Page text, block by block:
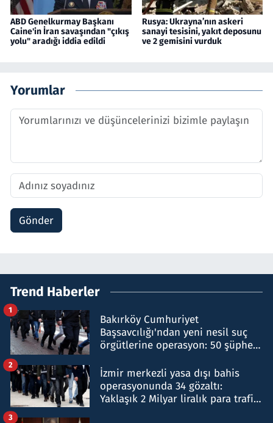
ABD Genelkurmay Başkanı
Caine'in İran savaşından "çıkış
yolu" aradığı iddia edildi
Rusya: Ukrayna’nın askeri
sanayi tesisini, yakıt deposunu
ve 2 gemisini vurduk
Yorumlar
Gönder
Trend Haberler
Bakırköy Cumhuriyet
Başsavcılığı'ndan yeni nesil suç
örgütlerine operasyon: 50 şüpheli
1
İzmir merkezli yasa dışı bahis
operasyonunda 34 gözaltı:
Yaklaşık 2 Milyar liralık para trafiği
2
3